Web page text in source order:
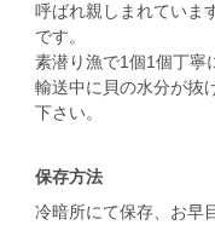
呼ばれ親しまれていま
です。
素潜り漁で1個1個丁寧
輸送中に貝の水分が抜
下さい。
保存方法
冷暗所にて保存、お早